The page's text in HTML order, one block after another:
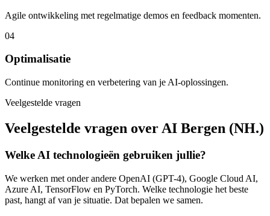
Agile ontwikkeling met regelmatige demos en feedback momenten.
04
Optimalisatie
Continue monitoring en verbetering van je AI-oplossingen.
Veelgestelde vragen
Veelgestelde vragen over AI Bergen (NH.)
Welke AI technologieën gebruiken jullie?
We werken met onder andere OpenAI (GPT-4), Google Cloud AI,
Azure AI, TensorFlow en PyTorch. Welke technologie het beste
past, hangt af van je situatie. Dat bepalen we samen.